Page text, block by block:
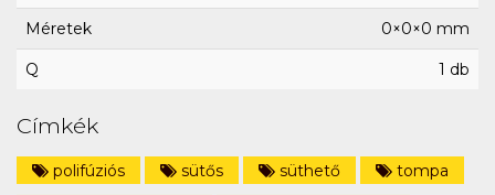
Méretek 0×0×0 mm
Q 1 db
Címkék
polifúziós sütős süthető
tompa